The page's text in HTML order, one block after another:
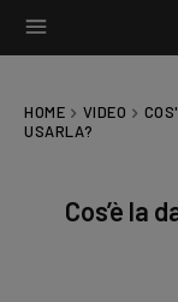
HOME VIDEO
USARLA?
Cos’è la